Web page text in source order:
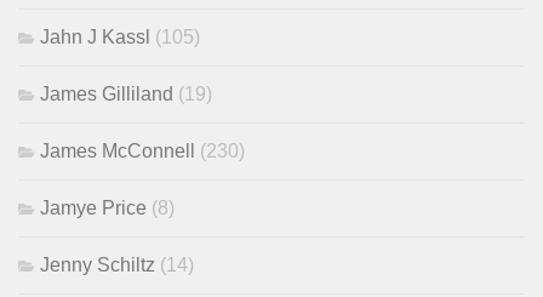
Jahn J Kassl (105)
James Gilliland (19)
James McConnell (230)
Jamye Price (8)
Jenny Schiltz (14)